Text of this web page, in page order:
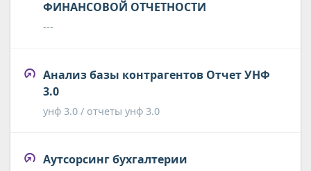
ФИНАНСОВОЙ ОТЧЕТНОСТИ
---
Анализ базы контрагентов Отчет УНФ
3.0
унф 3.0 / отчеты унф 3.0
Аутсорсинг бухгалтерии